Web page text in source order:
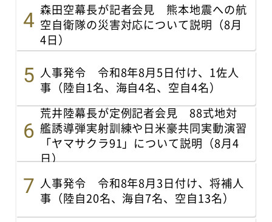
森田空幕長が記者会見 熊本地震への航
空自衛隊の災害対応について説明（8月
4日）
人事発令 令和8年8月5日付け、1佐人
事（陸自1名、海自4名、空自4名）
荒井陸幕長が定例記者会見 88式地対
艦誘導弾実射訓練や日米豪共同実動演習
「ヤマサクラ91」について説明（8月4
日）
人事発令 令和8年8月3日付け、将補人
事（陸自20名、海自7名、空自13名）